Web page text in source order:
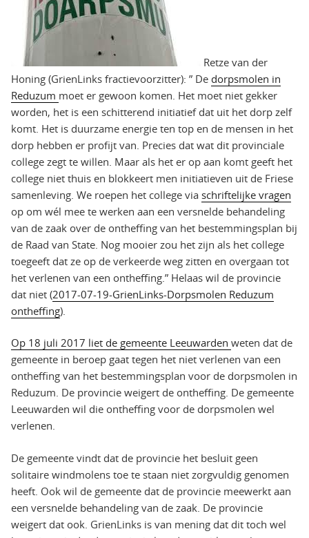
Retze van der
Honing (GrienLinks fractievoorzitter): ” De dorpsmolen in
Reduzum moet er gewoon komen. Het moet niet gekker
worden, het is een schitterend initiatief dat uit het dorp zelf
komt. Het is duurzame energie ten top en de mensen in het
dorp hebben er profijt van. Precies dat wat dit provinciale
college zegt te willen. Maar als het er op aan komt geeft het
college niet thuis en blokkeert men initiatieven uit de Friese
samenleving. We roepen het college via schriftelijke vragen
op om wél mee te werken aan een versnelde behandeling
van de zaak over de ontheffing van het bestemmingsplan bij
de Raad van State. Nog mooier zou het zijn als het college
toegeeft dat ze op de verkeerde weg zitten en overgaan tot
het verlenen van een ontheffing.” Helaas wil de provincie
dat niet (2017-07-19-GrienLinks-Dorpsmolen Reduzum
ontheffing).
Op 18 juli 2017 liet de gemeente Leeuwarden weten dat de
gemeente in beroep gaat tegen het niet verlenen van een
ontheffing van het bestemmingsplan voor de dorpsmolen in
Reduzum. De provincie weigert de ontheffing. De gemeente
Leeuwarden wil die ontheffing voor de dorpsmolen wel
verlenen.
De gemeente vindt dat de provincie het besluit geen
solitaire windmolens toe te staan niet zorgvuldig genomen
heeft. Ook wil de gemeente dat de provincie meewerkt aan
een versnelde behandeling van de zaak. De provincie
weigert dat ook. GrienLinks is van mening dat dit toch wel